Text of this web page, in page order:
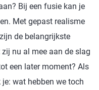
Bij een fusie kan je
Met gepast realisme
de belangrijkste
nu al mee aan de slag
een later moment? Als
wat hebben we toch